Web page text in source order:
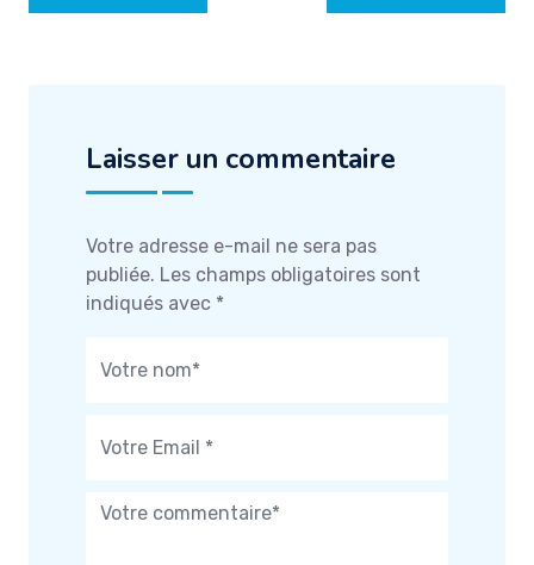
Laisser un commentaire
Votre adresse e-mail ne sera pas
publiée. Les champs obligatoires sont
indiqués avec *